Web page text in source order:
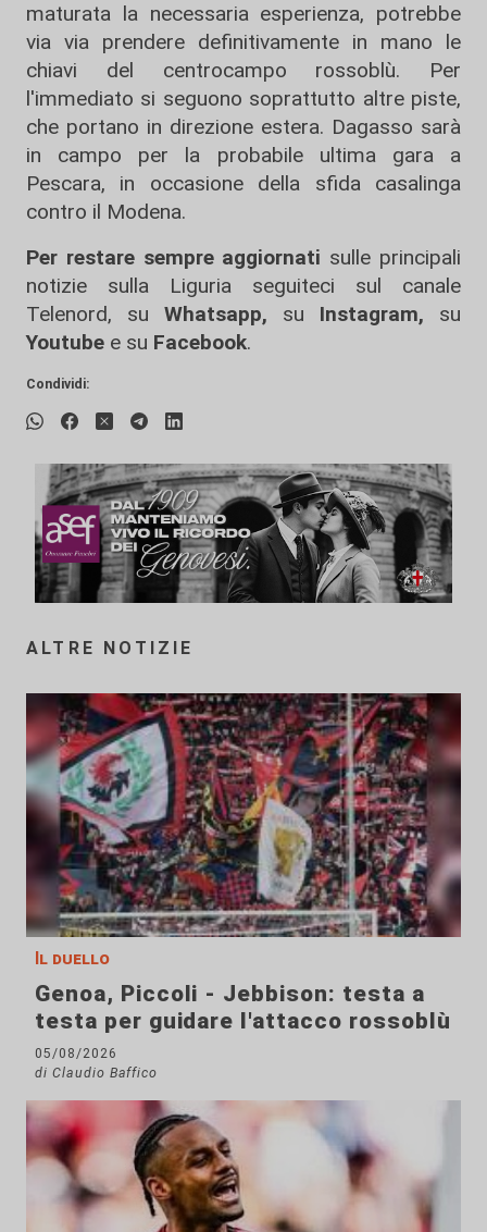
maturata la necessaria esperienza, potrebbe
via via prendere definitivamente in mano le
chiavi del centrocampo rossoblù. Per
l'immediato si seguono soprattutto altre piste,
che portano in direzione estera. Dagasso sarà
in campo per la probabile ultima gara a
Pescara, in occasione della sfida casalinga
contro il Modena.
Per restare sempre aggiornati sulle principali
notizie sulla Liguria seguiteci sul canale
Telenord, su
Whatsapp, su Instagram, su
Youtube e su Facebook.
Condividi:
ALTRE NOTIZIE
Il duello
Genoa, Piccoli - Jebbison: testa a
testa per guidare l'attacco rossoblù
05/08/2026
di Claudio Baffico